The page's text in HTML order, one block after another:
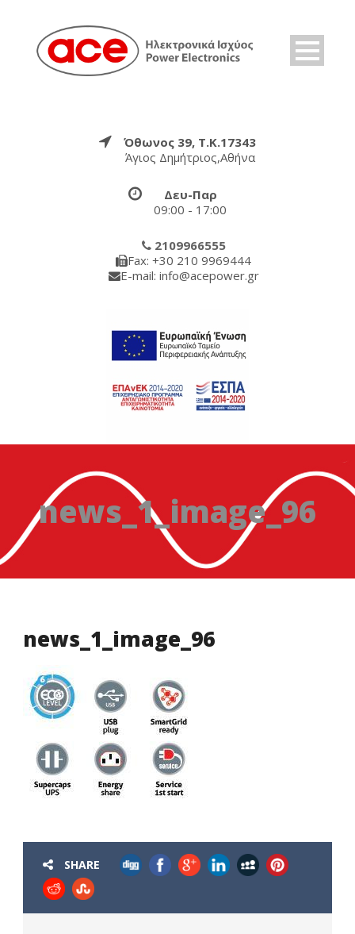
Όθωνος 39, Τ.Κ.17343
Άγιος Δημήτριος,Αθήνα
Δευ-Παρ
09:00 - 17:00
2109966555
Fax: +30 210 9969444
E-mail: info@acepower.gr
news_1_image_96
news_1_image_96
SHARE